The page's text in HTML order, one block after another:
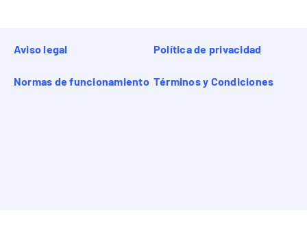
Aviso legal Política de privacidad
Normas de funcionamiento Términos y Condiciones